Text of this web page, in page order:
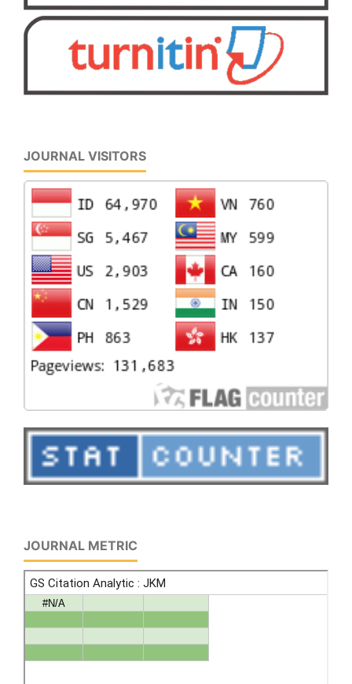
JOURNAL VISITORS
JOURNAL METRIC